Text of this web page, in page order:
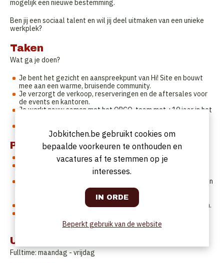
mogelijk een nieuwe bestemming.
Ben jij een sociaal talent en wil jij deel uitmaken van een unieke
werkplek?
Taken
Wat ga je doen?
Je bent het gezicht en aanspreekpunt van Hi! Site en bouwt
mee aan een warme, bruisende community.
Je verzorgt de verkoop, reserveringen en de aftersales voor
de events en kantoren.
Je werkt nauw samen met het OPCO-team met +10 jaar in het
Profiel
Je hebt een eigen verhaal en weet van aanpakken.
Je woont in de omgeving, houdt van mensen en weet hoe je
een community opbouwt.
Je hebt ervaring in het aansturen van een beperkt team of een
diploma in hospitality, event management of iets
Je denkt mee na over hoe we Hi! Site nog beter kunnen maken.
meegenomen.
Uurrooster
Fulltime: maandag - vrijdag
Jobkitchen.be gebruikt cookies om
bepaalde voorkeuren te onthouden en
vacatures af te stemmen op je
interesses.
Beperkt gebruik van de website